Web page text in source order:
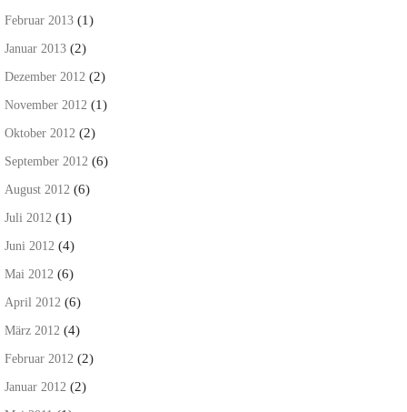
Februar 2013 (1)
Januar 2013 (2)
Dezember 2012 (2)
November 2012 (1)
Oktober 2012 (2)
September 2012 (6)
August 2012 (6)
Juli 2012 (1)
Juni 2012 (4)
Mai 2012 (6)
April 2012 (6)
März 2012 (4)
Februar 2012 (2)
Januar 2012 (2)